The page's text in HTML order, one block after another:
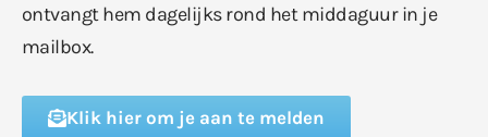
ontvangt hem dagelijks rond het middaguur in je
mailbox.
Klik hier om je aan te melden